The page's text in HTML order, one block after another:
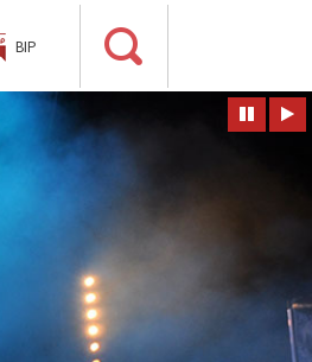
BIP Wyszukiwarka